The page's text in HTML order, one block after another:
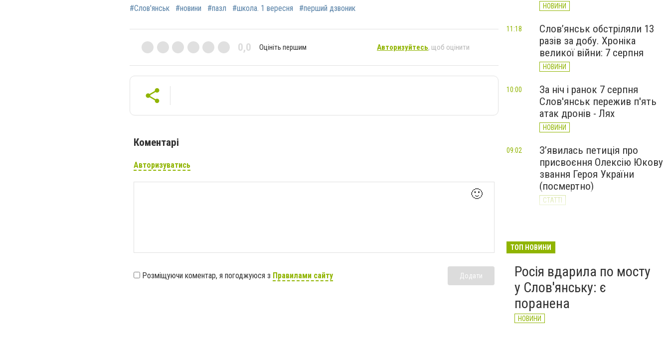
#Слов'янськ #новини #пазл #школа. 1 вересня #перший дзвоник
0,0 Оцініть першим Авторизуйтесь, щоб оцінити
Коментарі
Авторизуватись
🙂
Розміщуючи коментар, я погоджуюся з Правилами сайту Додати
НОВИНИ
Слов’янськ обстріляли 13
разів за добу. Хроніка
великої війни: 7 серпня
НОВИНИ
11:18
За ніч і ранок 7 серпня
Слов'янськ пережив п'ять
атак дронів - Лях
НОВИНИ
10:00
З’явилась петиція про
присвоєння Олексію Юкову
звання Героя України
(посмертно)
СТАТТІ
09:02
річний чоловік у реанімації
ТОП НОВИНИ
Росія вдарила по мосту
у Слов'янську: є
поранена
НОВИНИ